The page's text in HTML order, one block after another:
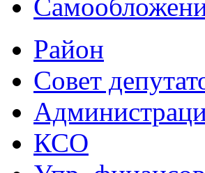
Район
Совет
КСО